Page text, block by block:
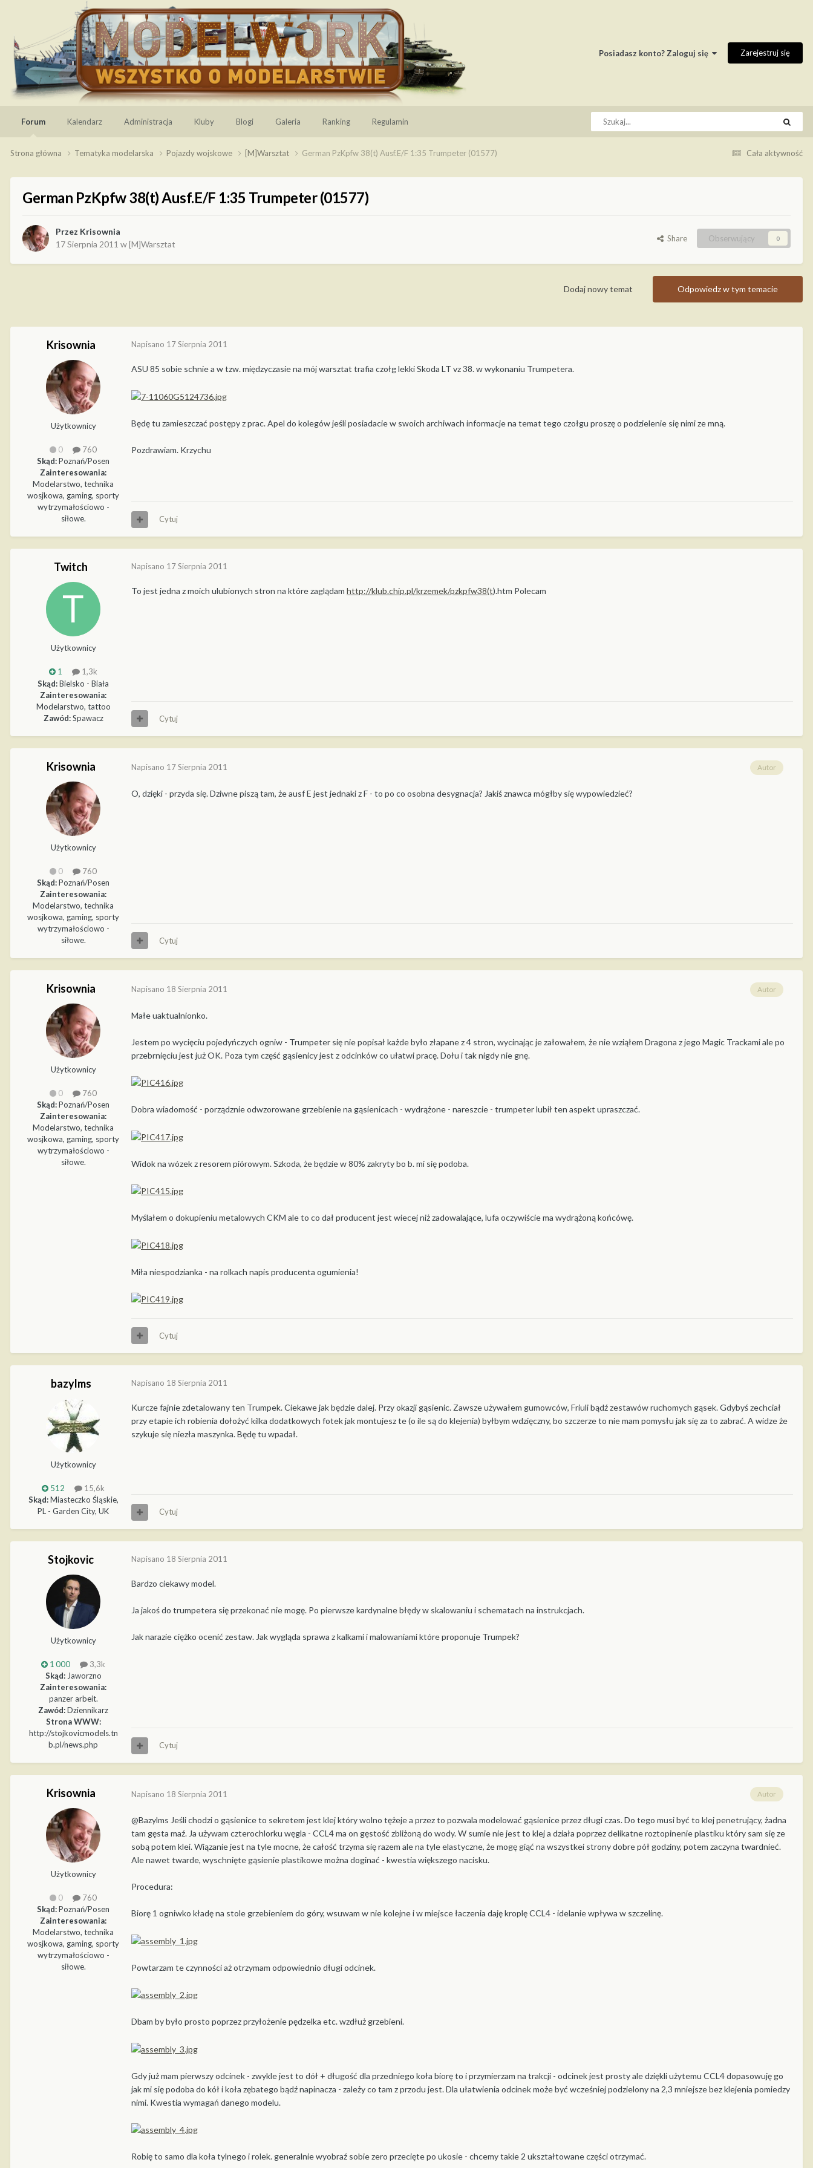
Posiadasz konto? Zaloguj się Zarejestruj się
Forum Kalendarz Administracja Kluby Blogi Galeria Ranking Regulamin
Cała aktywność
Strona główna Tematyka modelarska Pojazdy wojskowe [M]Warsztat German PzKpfw 38(t) Ausf.E/F 1:35 Trumpeter (01577)
German PzKpfw 38(t) Ausf.E/F 1:35 Trumpeter (01577)
Przez Krisownia
17 Sierpnia 2011 w[M]Warsztat
Share Obserwujący 0
Odpowiedz w tym temacie
Dodaj nowy temat
Krisownia
Użytkownicy
0
760
Skąd:Poznań/Posen
Zainteresowania:
Modelarstwo, technika
wosjkowa, gaming, sporty
wytrzymałościowo -
siłowe.
Napisano 17 Sierpnia 2011
ASU 85 sobie schnie a w tzw. międzyczasie na mój warsztat trafia czołg lekki Skoda LT vz 38. w wykonaniu Trumpetera.
Będę tu zamieszczać postępy z prac. Apel do kolegów jeśli posiadacie w swoich archiwach informacje na temat tego czołgu proszę o podzielenie się nimi ze mną.
Pozdrawiam. Krzychu
Cytuj
Twitch
Użytkownicy
1
1,3k
Skąd:Bielsko - Biała
Zainteresowania:
Modelarstwo, tattoo
Zawód:Spawacz
Napisano 17 Sierpnia 2011
To jest jedna z moich ulubionych stron na które zaglądam http://klub.chip.pl/krzemek/pzkpfw38(t).htm Polecam
Cytuj
Krisownia
Użytkownicy
0
760
Skąd:Poznań/Posen
Zainteresowania:
Modelarstwo, technika
wosjkowa, gaming, sporty
wytrzymałościowo -
siłowe.
Autor
Napisano 17 Sierpnia 2011
O, dzięki - przyda się. Dziwne piszą tam, że ausf E jest jednaki z F - to po co osobna desygnacja? Jakiś znawca mógłby się wypowiedzieć?
Cytuj
Krisownia
Użytkownicy
0
760
Skąd:Poznań/Posen
Zainteresowania:
Modelarstwo, technika
wosjkowa, gaming, sporty
wytrzymałościowo -
siłowe.
Autor
Napisano 18 Sierpnia 2011
Małe uaktualnionko.
Jestem po wycięciu pojedyńczych ogniw - Trumpeter się nie popisał każde było złapane z 4 stron, wycinając je załowałem, że nie wziąłem Dragona z jego Magic Trackami ale po
przebrnięciu jest już OK. Poza tym część gąsienicy jest z odcinków co ułatwi pracę. Dołu i tak nigdy nie gnę.
Dobra wiadomość - porządznie odwzorowane grzebienie na gąsienicach - wydrążone - nareszcie - trumpeter lubił ten aspekt upraszczać.
Widok na wózek z resorem piórowym. Szkoda, że będzie w 80% zakryty bo b. mi się podoba.
Myślałem o dokupieniu metalowych CKM ale to co dał producent jest wiecej niż zadowalające, lufa oczywiście ma wydrążoną końcówę.
Miła niespodzianka - na rolkach napis producenta ogumienia!
Cytuj
bazylms
Użytkownicy
512
15,6k
Skąd:Miasteczko Śląskie,
PL - Garden City, UK
Napisano 18 Sierpnia 2011
Kurcze fajnie zdetalowany ten Trumpek. Ciekawe jak będzie dalej. Przy okazji gąsienic. Zawsze używałem gumowców, Friuli bądź zestawów ruchomych gąsek. Gdybyś zechciał
przy etapie ich robienia dołożyć kilka dodatkowych fotek jak montujesz te (o ile są do klejenia) byłbym wdzięczny, bo szczerze to nie mam pomysłu jak się za to zabrać. A widze że
szykuje się niezła maszynka. Będę tu wpadał.
Cytuj
Stojkovic
Użytkownicy
1 000
3,3k
Skąd:Jaworzno
Zainteresowania:
panzer arbeit.
Zawód:Dziennikarz
Strona WWW:
http://stojkovicmodels.tn
b.pl/news.php
Napisano 18 Sierpnia 2011
Bardzo ciekawy model.
Ja jakoś do trumpetera się przekonać nie mogę. Po pierwsze kardynalne błędy w skalowaniu i schematach na instrukcjach.
Jak narazie ciężko ocenić zestaw. Jak wygląda sprawa z kalkami i malowaniami które proponuje Trumpek?
Cytuj
Krisownia
Użytkownicy
0
760
Skąd:Poznań/Posen
Zainteresowania:
Modelarstwo, technika
wosjkowa, gaming, sporty
wytrzymałościowo -
siłowe.
Autor
Napisano 18 Sierpnia 2011
@Bazylms Jeśli chodzi o gąsienice to sekretem jest klej który wolno tężeje a przez to pozwala modelować gąsienice przez długi czas. Do tego musi być to klej penetrujący, żadna
tam gęsta maź. Ja używam czterochlorku węgla - CCL4 ma on gęstość zbliżoną do wody. W sumie nie jest to klej a działa poprzez delikatne roztopinenie plastiku który sam się ze
sobą potem klei. Wiązanie jest na tyle mocne, że całość trzyma się razem ale na tyle elastyczne, że mogę giąć na wszystkei strony dobre pół godziny, potem zaczyna twardnieć.
Ale nawet twarde, wyschnięte gąsienie plastikowe można doginać - kwestia większego nacisku.
Procedura:
Biorę 1 ogniwko kładę na stole grzebieniem do góry, wsuwam w nie kolejne i w miejsce łaczenia daję kroplę CCL4 - idelanie wpływa w szczelinę.
Powtarzam te czynności aż otrzymam odpowiednio długi odcinek.
Dbam by było prosto poprzez przyłożenie pędzelka etc. wzdłuż grzebieni.
Gdy już mam pierwszy odcinek - zwykle jest to dół + długość dla przedniego koła biorę to i przymierzam na trakcji - odcinek jest prosty ale dziękli użytemu CCL4 dopasowuję go
jak mi się podoba do kół i koła zębatego bądź napinacza - zależy co tam z przodu jest. Dla ułatwienia odcinek może być wcześniej podzielony na 2,3 mniejsze bez klejenia pomiedzy
nimi. Kwestia wymagań danego modelu.
Robię to samo dla koła tylnego i rolek. generalnie wyobraź sobie zero przecięte po ukosie - chcemy takie 2 ukształtowane części otrzymać.